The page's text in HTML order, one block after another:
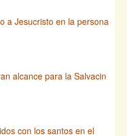
a Jesucristo en la persona
alcance para la Salvacin
con los santos en el